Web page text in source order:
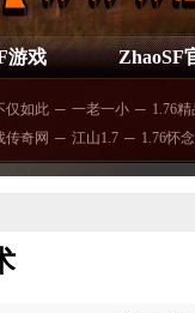
游戏 ZhaoSF
仅如此 ─ 一老一小 ─ 1.76精
传奇网 ─ 江山1.7 ─ 1.76怀念